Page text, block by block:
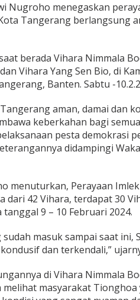
Nugroho menegaskan
Tangerang berlangsung
berada Vihara Nimmala
Vihara Yang Sen Bio, di
Banten. Sabtu -
aman, damai dan
keberkahan bagi
pesta demokrasi
didampingi
menuturkan, Perayaan
dari 42 Vihara, terdapat 30
9 – 10 Februari 2024.
masuk sampai saat ini,
dan terkendali,”
di Vihara Nimmala
melihat masyarakat Tionghoa